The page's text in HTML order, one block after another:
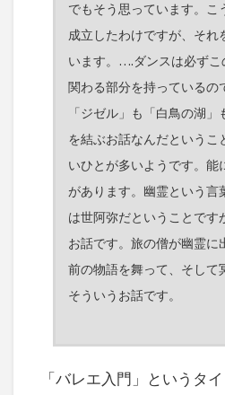
でもそう思っています。こ
成立したわけですが、それ
います。….ダンスは必ずこ
関わる部分を持っているの
「ジゼル」も「白鳥の湖
を結ぶお話なんだというこ
いひとが多いようです。能
があります。幽霊という言
は世阿弥だということです
お話です。旅の僧が幽霊に
前の物語を舞って、そして
そういうお話です。
「バレエ入門」というタ